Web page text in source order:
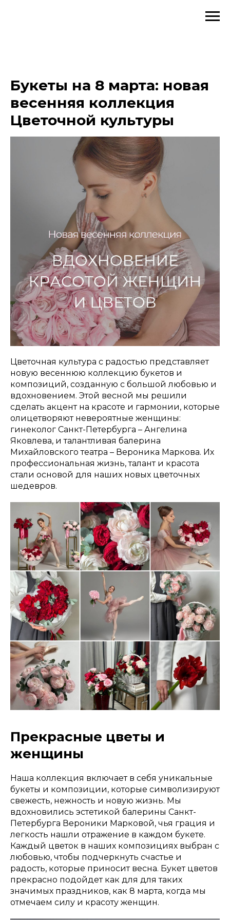
Букеты на 8 марта: новая
весенняя коллекция
Цветочной культуры
Цветочная культура с радостью представляет
новую весеннюю коллекцию букетов и
композиций, созданную с большой любовью и
вдохновением. Этой весной мы решили
сделать акцент на красоте и гармонии, которые
олицетворяют невероятные женщины:
гинеколог Санкт-Петербурга – Ангелина
Яковлева, и талантливая балерина
Михайловского театра – Вероника Маркова. Их
профессиональная жизнь, талант и красота
стали основой для наших новых цветочных
шедевров.
Прекрасные цветы и
женщины
Наша коллекция включает в себя уникальные
букеты и композиции, которые символизируют
свежесть, нежность и новую жизнь. Мы
вдохновились эстетикой балерины Санкт-
Петербурга Вероники Марковой, чья грация и
легкость нашли отражение в каждом букете.
Каждый цветок в наших композициях выбран с
любовью, чтобы подчеркнуть счастье и
радость, которые приносит весна. Букет цветов
прекрасно подойдет как для для таких
значимых праздников, как 8 марта, когда мы
отмечаем силу и красоту женщин.